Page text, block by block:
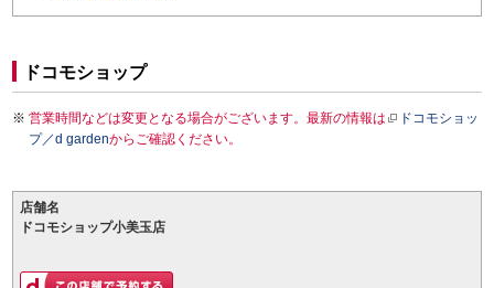
ドコモショップ
営業時間などは変更となる場合がございます。最新の情報は
ドコモショッ
プ／d gardenからご確認ください。
店舗名
ドコモショップ小美玉店